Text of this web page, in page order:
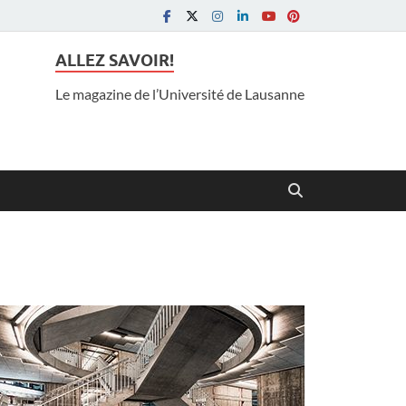
ALLEZ SAVOIR!
Le magazine de l’Université de Lausanne